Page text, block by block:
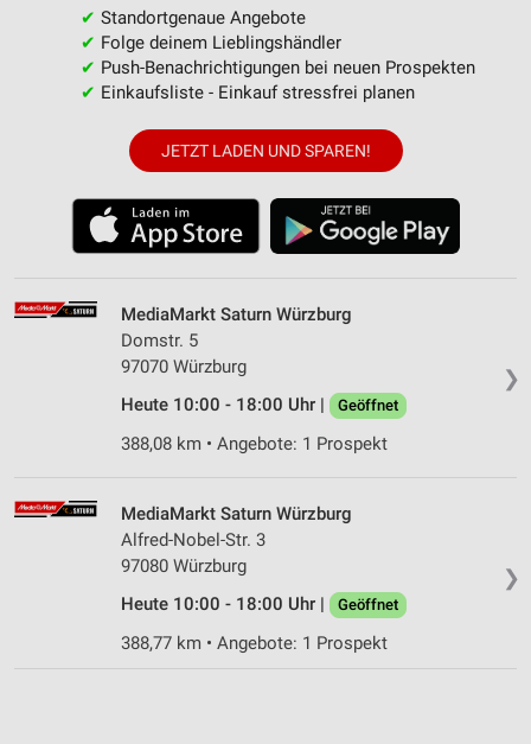
✔ Standortgenaue Angebote
✔ Folge deinem Lieblingshändler
✔ Push-Benachrichtigungen bei neuen Prospekten
✔ Einkaufsliste - Einkauf stressfrei planen
JETZT LADEN UND SPAREN!
❯
MediaMarkt Saturn Würzburg
Domstr. 5
97070 Würzburg
Heute 10:00 - 18:00 Uhr |
Geöffnet
388,08 km • Angebote: 1 Prospekt
❯
MediaMarkt Saturn Würzburg
Alfred-Nobel-Str. 3
97080 Würzburg
Heute 10:00 - 18:00 Uhr |
Geöffnet
388,77 km • Angebote: 1 Prospekt